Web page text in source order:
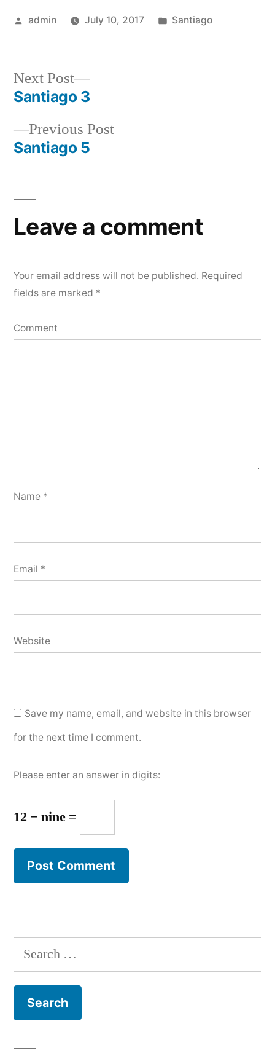
Posted
admin July 10, 2017
Posted
Santiago
Post
navigation
Previous PostPrevious
Santiago 5
Next Post
Next
post:
Santiago 3
Leave a comment
Your email address will not be published. Required
fields are marked *
Comment
Name *
Email *
Website
Save my name, email, and website in this browser
for the next time I comment.
Please enter an answer in digits:
12 − nine =
Search
for: